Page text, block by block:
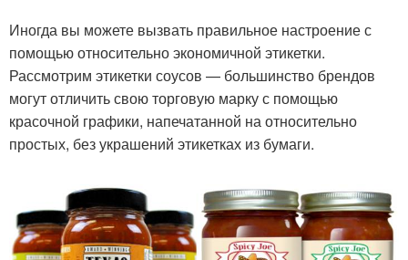
Иногда вы можете вызвать правильное настроение с
помощью относительно экономичной этикетки.
Рассмотрим этикетки соусов — большинство брендов
могут отличить свою торговую марку с помощью
красочной графики, напечатанной на относительно
простых, без украшений этикетках из бумаги.